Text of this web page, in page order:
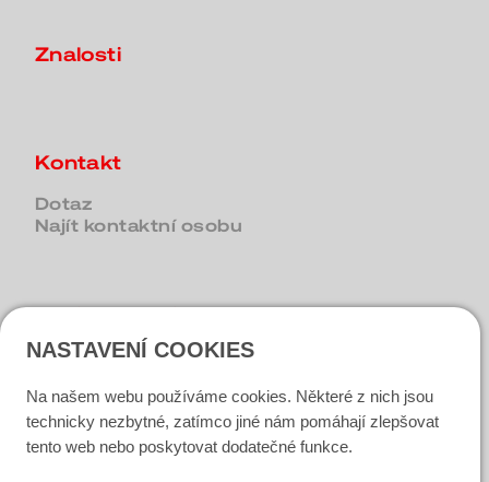
Znalosti
Kontakt
Dotaz
Najít kontaktní osobu
Sociální média
Instagram
Facebook
NASTAVENÍ COOKIES
Na našem webu používáme cookies. Některé z nich jsou
technicky nezbytné, zatímco jiné nám pomáhají zlepšovat
tento web nebo poskytovat dodatečné funkce.